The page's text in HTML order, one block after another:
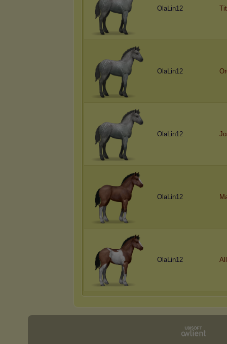
OlaLin12
OlaLin12
OlaLin12
OlaLin12
OlaLin12